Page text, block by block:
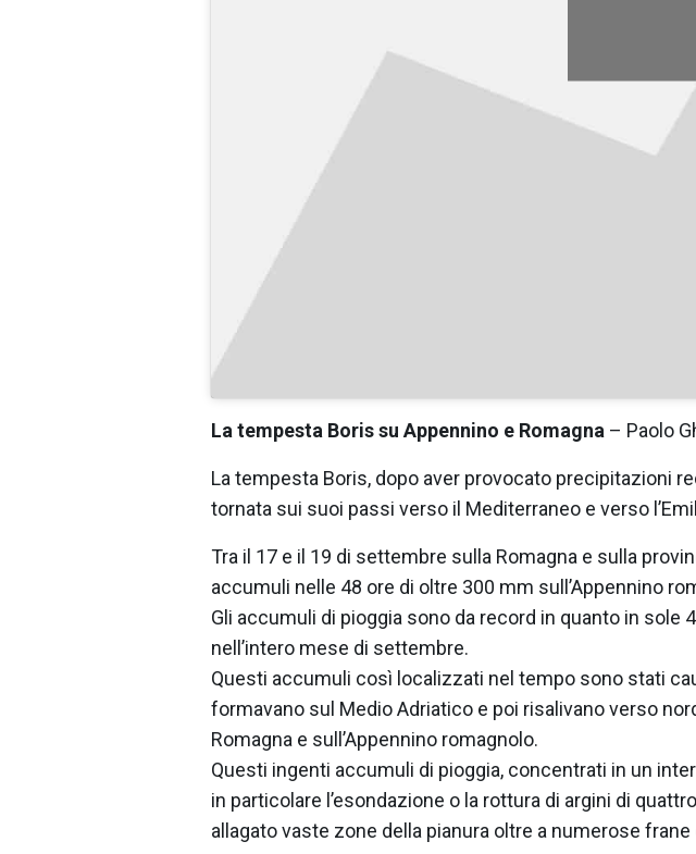
La tempesta Boris su Appennino e Romagna – Paolo
La tempesta Boris, dopo aver provocato precipitazioni
tornata sui suoi passi verso il Mediterraneo e verso
Tra il 17 e il 19 di settembre sulla Romagna e sulla
accumuli nelle 48 ore di oltre 300 mm sull’Appennino
Gli accumuli di pioggia sono da record in quanto in sole
nell’intero mese di settembre.
Questi accumuli così localizzati nel tempo sono stati
formavano sul Medio Adriatico e poi risalivano verso
Romagna e sull’Appennino romagnolo.
Questi ingenti accumuli di pioggia, concentrati in un
in particolare l’esondazione o la rottura di argini di
allagato vaste zone della pianura oltre a numerose